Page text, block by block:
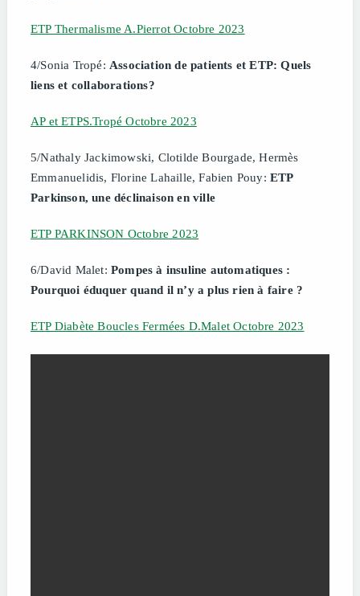
ETP Thermalisme A.Pierrot Octobre 2023
4/Sonia Tropé: Association de patients et ETP: Quels
liens et collaborations?
AP et ETPS.Tropé Octobre 2023
5/Nathaly Jackimowski, Clotilde Bourgade, Hermès
Emmanuelidis, Florine Lahaille, Fabien Pouy: ETP
Parkinson, une déclinaison en ville
ETP PARKINSON Octobre 2023
6/David Malet: Pompes à insuline automatiques :
Pourquoi éduquer quand il n’y a plus rien à faire ?
ETP Diabète Boucles Fermées D.Malet Octobre 2023